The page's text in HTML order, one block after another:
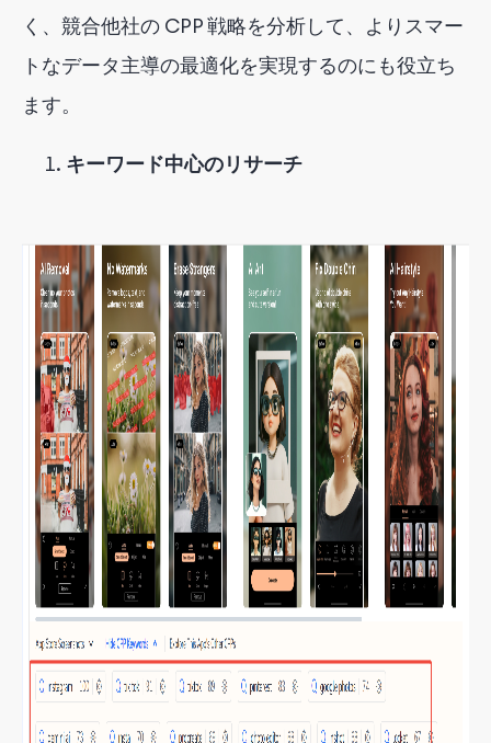
く、競合他社の CPP 戦略を分析して、よりスマー
トなデータ主導の最適化を実現するのにも役立ち
ます。
キーワード中心のリサーチ